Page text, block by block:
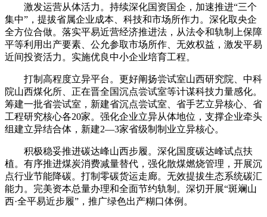
激发运营从体活力。持续深化国资国企，加速推进“三个
集中”，提拔省属企业成本、科技和市场所作力。深化取央企
全方位合做。落实平易近营经济推进法，从法令和轨制上保障
平等利用出产要素、公允参取市场所作、无效权益，激发平易
近间投资活力。实施优良中小企业培育工程。
打制高程度立异平台。更好阐扬尝试室山西研究院、中科
院山西煤化所、正在晋全国沉点尝试室等计谋科技力量感化。
筹建一批省尝试室，新建省沉点尝试室、省手艺立异核心、省
工程研究核心各20家。强化企业立异从体地位，支撑企业牵头
组建立异结合体，新建2—3家省级制制业立异核心。
积极稳妥推进碳达峰山西步履。深化国度碳达峰试点扶
植。有序推进煤炭消费减量替代，强化散煤燃烧管理，开展沉
点行业节能降碳。打制零碳货运走廊。无效提拔生态系统碳汇
能力。完美资本总量办理和全面节约轨制。深切开展“斑斓山
西·全平易近步履”，推广绿色出产糊口体例。